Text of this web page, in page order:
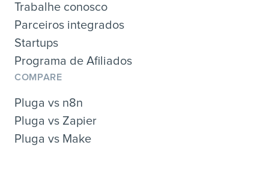
Trabalhe conosco
Parceiros integrados
Startups
Programa de Afiliados
COMPARE
Pluga vs n8n
Pluga vs Zapier
Pluga vs Make